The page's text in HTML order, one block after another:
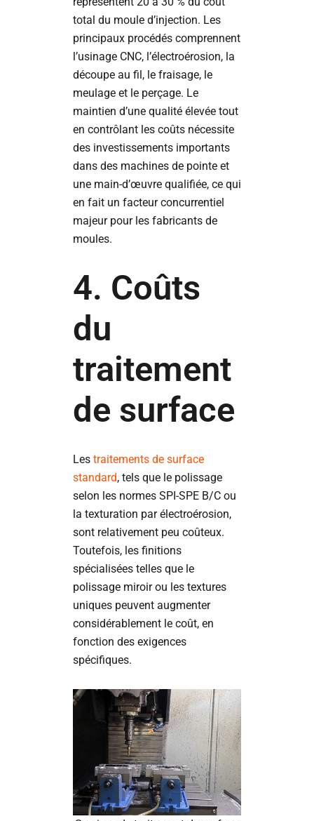
total du moule d’injection. Les
principaux procédés comprennent
l’usinage CNC, l’électroérosion, la
découpe au fil, le fraisage, le
meulage et le perçage. Le
maintien d’une qualité élevée tout
en contrôlant les coûts nécessite
des investissements importants
dans des machines de pointe et
une main-d’œuvre qualifiée, ce qui
en fait un facteur concurrentiel
majeur pour les fabricants de
moules.
4. Coûts
du
traitement
de surface
Les traitements de surface
standard, tels que le polissage
selon les normes SPI-SPE B/C ou
la texturation par électroérosion,
sont relativement peu coûteux.
Toutefois, les finitions
spécialisées telles que le
polissage miroir ou les textures
uniques peuvent augmenter
considérablement le coût, en
fonction des exigences
spécifiques.